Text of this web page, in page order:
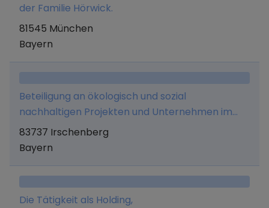
der Familie Hörwick.
81545 München
Bayern
Beteiligung an ökologisch und sozial
nachhaltigen Projekten und Unternehmen im
eigenen Namen und auf eigene Rechnung sowie
die Verwaltung von Marken und Patenten
83737 Irschenberg
Bayern
Die Tätigkeit als Holding,